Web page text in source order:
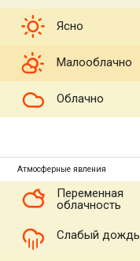
Ясно
Малооблачно
Облачно
Атмосферные явления
Переменная
облачность
Слабый дождь